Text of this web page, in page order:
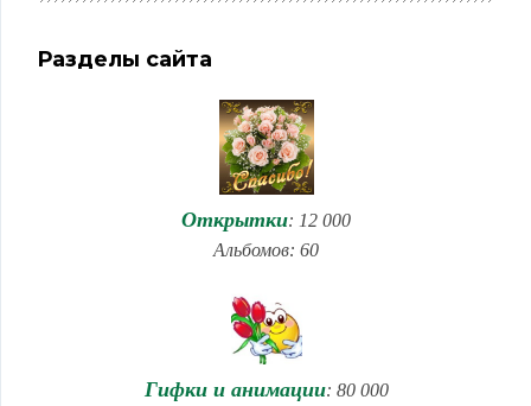
Разделы сайта
Открытки: 12 000
Альбомов: 60
Гифки и анимации: 80 000